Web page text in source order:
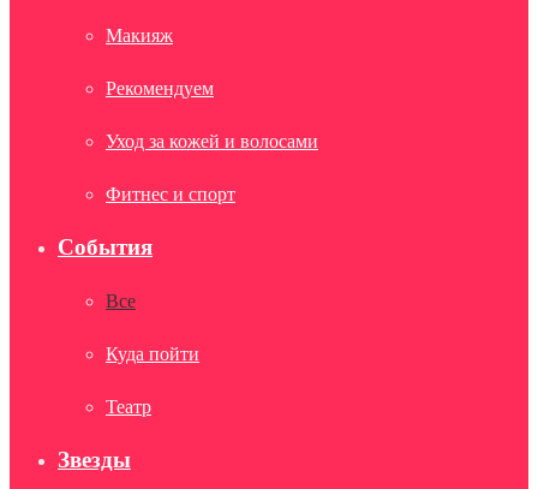
Макияж
Рекомендуем
Уход за кожей и волосами
Фитнес и спорт
События
Все
Куда пойти
Театр
Звезды